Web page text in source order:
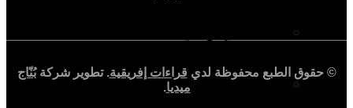
الصحافة الإفريقية
© حقوق الطبع محفوظة لدي قراءات إفريقية. تطوير شركةبُنّاج
ميديا.